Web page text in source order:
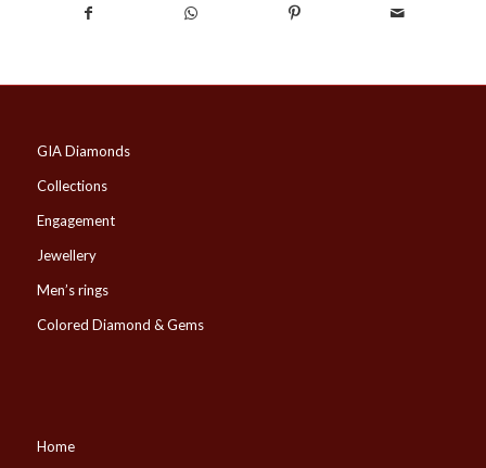
GIA Diamonds
Collections
Engagement
Jewellery
Men’s rings
Colored Diamond & Gems
Home